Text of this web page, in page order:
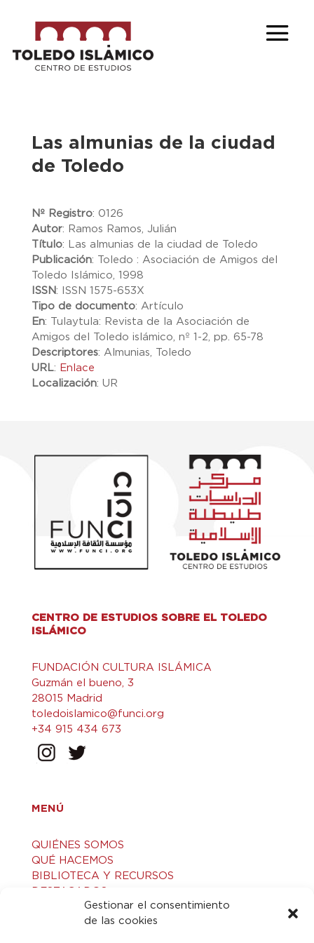
Gestionar el consentimiento
de las cookies
Las almunias de la ciudad
de Toledo
Nº Registro: 0126
Autor: Ramos Ramos, Julián
Título: Las almunias de la ciudad de Toledo
Publicación:
Toledo : Asociación de Amigos del
Toledo Islámico, 1998
ISSN:
ISSN 1575-653X
Tipo de documento: Artículo
En:
Tulaytula: Revista de la Asociación de
Amigos del Toledo islámico, nº 1-2, pp. 65-78
Descriptores: Almunias, Toledo
URL: Enlace
Localización: UR
CENTRO DE ESTUDIOS SOBRE EL TOLEDO
ISLÁMICO
FUNDACIÓN CULTURA ISLÁMICA
Guzmán el bueno, 3
28015 Madrid
toledoislamico@funci.org
+34 915 434 673
MENÚ
QUIÉNES SOMOS
QUÉ HACEMOS
BIBLIOTECA Y RECURSOS
DESTACADOS
ACTIVIDADES
VISITAS GUIADAS